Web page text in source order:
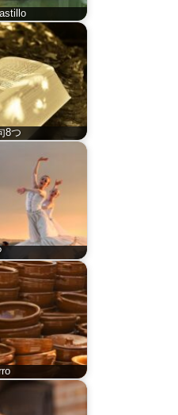
8つ